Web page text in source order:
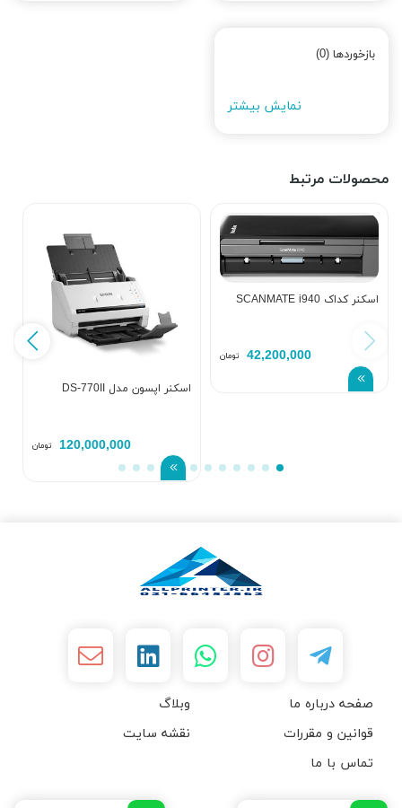
بازخوردها (0)
نمایش بیشتر
محصولات مرتبط
اسکنر کداک SCANMATE i940
42,200,000 تومان
اسکنر اپسون مدل DS-770II
120,000,000 تومان
صفحه درباره ما
وبلاگ
قوانین و مقررات
نقشه سایت
تماس با ما